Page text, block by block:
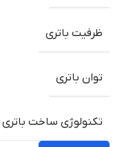
ظرفیت باتری
توان باتری
تکنولوژی ساخت باتری